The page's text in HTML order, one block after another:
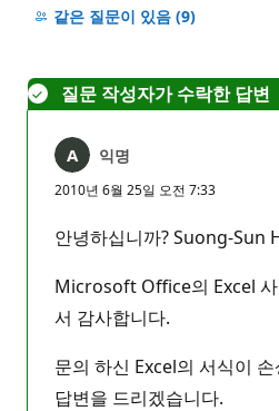
명
같은 질문이 있음 (9)
질문 작성자가 수락한 답변
익명
2010년 6월 25일 오전 7:33
안녕하십니까? Suong-Sun
Microsoft Office의 Excel
서 감사합니다.
문의 하신 Excel의 서식이
답변을 드리겠습니다.